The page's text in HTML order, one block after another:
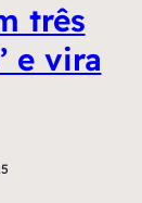
três
e vira